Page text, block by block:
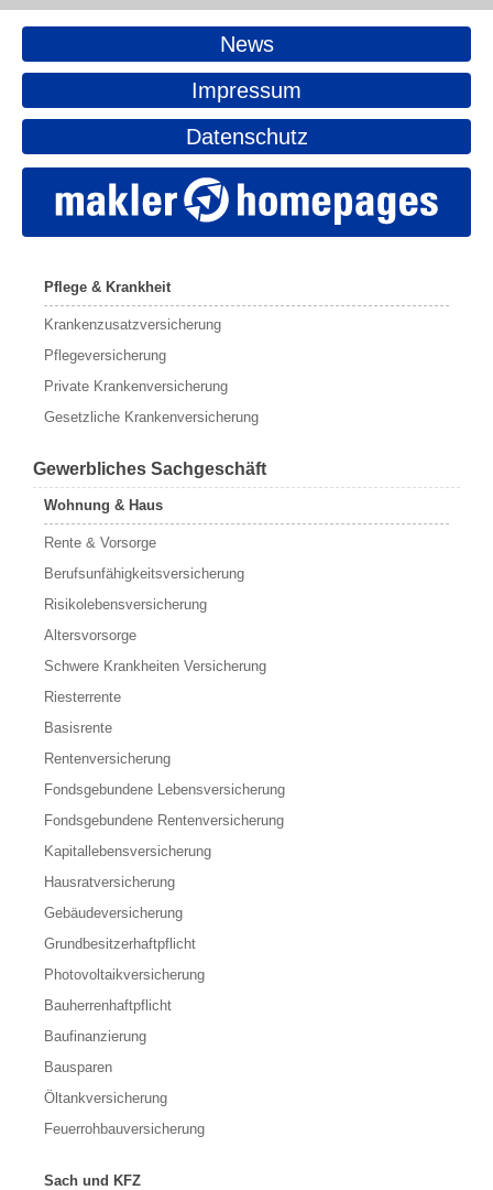
News
Impressum
Datenschutz
Pflege & Krankheit
Krankenzusatzversicherung
Pflegeversicherung
Private Krankenversicherung
Gesetzliche Krankenversicherung
Gewerbliches Sachgeschäft
Wohnung & Haus
Rente & Vorsorge
Berufs­unfähigkeitsversicherung
Risikolebensversicherung
Altersvorsorge
Schwere Krankheiten Versicherung
Riesterrente
Basisrente
Rentenversicherung
Fondsgebundene Lebensversicherung
Fondsgebundene Rentenversicherung
Kapitallebensversicherung
Hausratversicherung
Gebäudeversicherung
Grundbesitzerhaftpflicht
Photovoltaikversicherung
Bauherrenhaftpflicht
Baufinanzierung
Bausparen
Öltankversicherung
Feuerrohbauversicherung
Sach und KFZ